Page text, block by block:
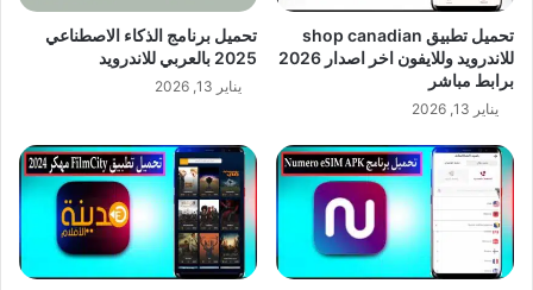
تحميل تطبيق shop canadian
للاندرويد وللايفون اخر اصدار 2026
برابط مباشر
يناير 13, 2026
تحميل برنامج الذكاء الاصطناعي
2025 بالعربي للاندرويد
يناير 13, 2026